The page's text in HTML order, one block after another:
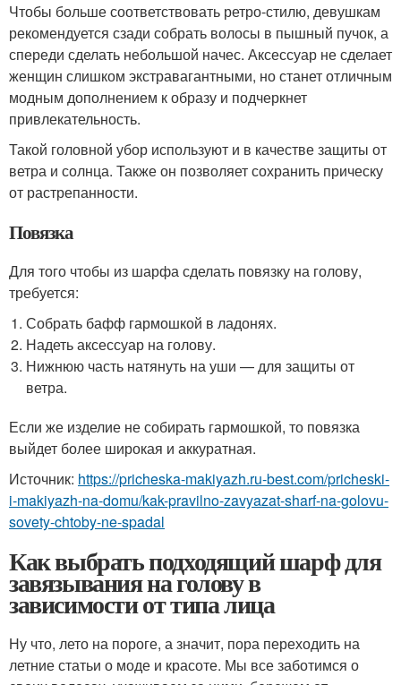
Чтобы больше соответствовать ретро-стилю, девушкам
рекомендуется сзади собрать волосы в пышный пучок, а
спереди сделать небольшой начес. Аксессуар не сделает
женщин слишком экстравагантными, но станет отличным
модным дополнением к образу и подчеркнет
привлекательность.
Такой головной убор используют и в качестве защиты от
ветра и солнца. Также он позволяет сохранить прическу
от растрепанности.
Повязка
Для того чтобы из шарфа сделать повязку на голову,
требуется:
Собрать бафф гармошкой в ладонях.
Надеть аксессуар на голову.
Нижнюю часть натянуть на уши — для защиты от
ветра.
Если же изделие не собирать гармошкой, то повязка
выйдет более широкая и аккуратная.
Источник: https://pricheska-makiyazh.ru-best.com/pricheski-
i-makiyazh-na-domu/kak-pravilno-zavyazat-sharf-na-golovu-
sovety-chtoby-ne-spadal
Как выбрать подходящий шарф для
завязывания на голову в
зависимости от типа лица
Ну что, лето на пороге, а значит, пора переходить на
летние статьи о моде и красоте. Мы все заботимся о